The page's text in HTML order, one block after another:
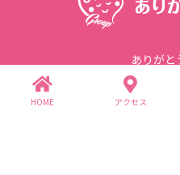
ありがと
〒312-0062 茨城県
TEL.029-
HOME アクセス